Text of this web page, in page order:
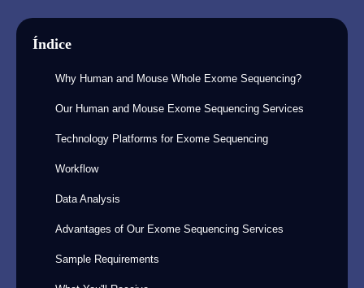
Índice
Why Human and Mouse Whole Exome Sequencing?
Our Human and Mouse Exome Sequencing Services
Technology Platforms for Exome Sequencing
Workflow
Data Analysis
Advantages of Our Exome Sequencing Services
Sample Requirements